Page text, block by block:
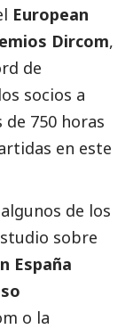
European
Dircom,
de
socios a
de 750 horas
en este
de los
sobre
España
o la